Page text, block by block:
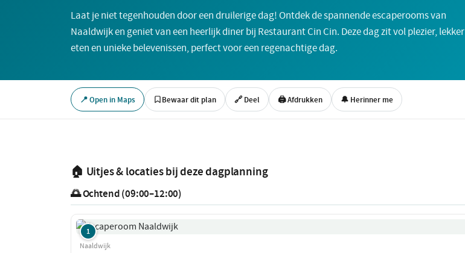
Laat je niet tegenhouden door een druilerige dag! Ontdek de spannende escaperooms van
Naaldwijk en geniet van een heerlijk diner bij Restaurant Cin Cin. Deze dag zit vol plezier, lekker
eten en unieke belevenissen, perfect voor een regenachtige dag.
📍 Open in Maps Bewaar dit plan 🔗 Deel 🖨 Afdrukken 🔔 Herinner me
🏠 Uitjes & locaties bij deze dagplanning
🌅 Ochtend (09:00–12:00)
1
Naaldwijk